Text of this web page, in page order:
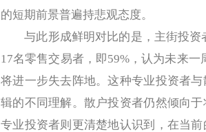
的短期前景普遍持悲观态度。
与此形成鲜明对比的是，主街投资
17名零售交易者，即59%，认为未来
将进一步失去阵地。这种专业投资者
辑的不同理解。散户投资者仍然倾向
专业投资者则更清楚地认识到，在当